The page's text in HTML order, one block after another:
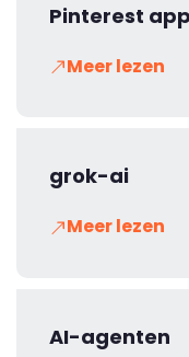
Pinterest app
Meer lezen
grok-ai
Meer lezen
AI-agenten